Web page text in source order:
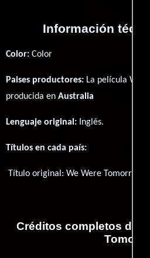
Información
Color: Color
Paises productores: La película We
producida en Australia
Lenguaje original: Inglés.
Títulos en cada país:
Título original:We Were Tomorrow
Créditos completos de la